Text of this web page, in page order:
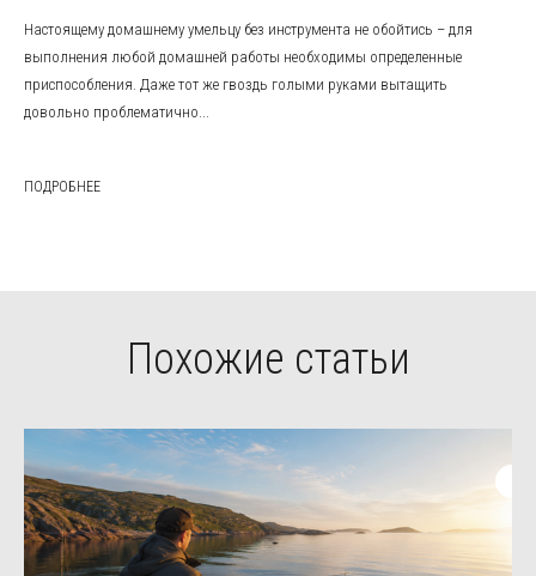
Настоящему домашнему умельцу без инструмента не обойтись – для
выполнения любой домашней работы необходимы определенные
приспособления. Даже тот же гвоздь голыми руками вытащить
довольно проблематично...
ПОДРОБНЕЕ
Похожие статьи